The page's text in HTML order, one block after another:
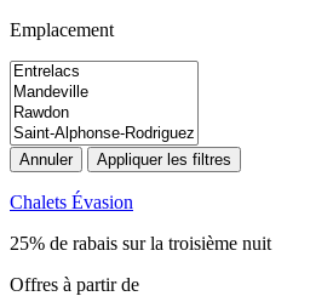
Emplacement
Annuler Appliquer les filtres
Chalets Évasion
25% de rabais sur la troisième nuit
Offres à partir de